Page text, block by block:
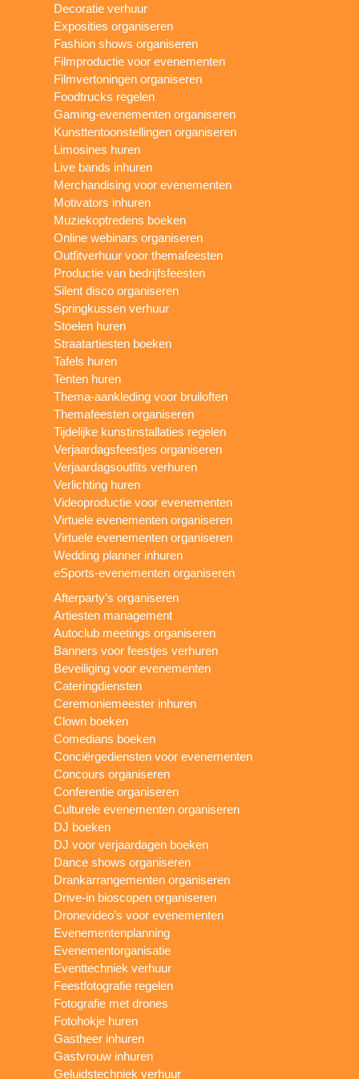
Decoratie verhuur
Exposities organiseren
Fashion shows organiseren
Filmproductie voor evenementen
Filmvertoningen organiseren
Foodtrucks regelen
Gaming-evenementen organiseren
Kunsttentoonstellingen organiseren
Limosines huren
Live bands inhuren
Merchandising voor evenementen
Motivators inhuren
Muziekoptredens boeken
Online webinars organiseren
Outfitverhuur voor themafeesten
Productie van bedrijfsfeesten
Silent disco organiseren
Springkussen verhuur
Stoelen huren
Straatartiesten boeken
Tafels huren
Tenten huren
Thema-aankleding voor bruiloften
Themafeesten organiseren
Tijdelijke kunstinstallaties regelen
Verjaardagsfeestjes organiseren
Verjaardagsoutfits verhuren
Verlichting huren
Videoproductie voor evenementen
Virtuele evenementen organiseren
Virtuele evenementen organiseren
Wedding planner inhuren
eSports-evenementen organiseren
Afterparty’s organiseren
Artiesten management
Autoclub meetings organiseren
Banners voor feestjes verhuren
Beveiliging voor evenementen
Cateringdiensten
Ceremoniemeester inhuren
Clown boeken
Comedians boeken
Conciërgediensten voor evenementen
Concours organiseren
Conferentie organiseren
Culturele evenementen organiseren
DJ boeken
DJ voor verjaardagen boeken
Dance shows organiseren
Drankarrangementen organiseren
Drive-in bioscopen organiseren
Dronevideo’s voor evenementen
Evenementenplanning
Evenementorganisatie
Eventtechniek verhuur
Feestfotografie regelen
Fotografie met drones
Fotohokje huren
Gastheer inhuren
Gastvrouw inhuren
Geluidstechniek verhuur